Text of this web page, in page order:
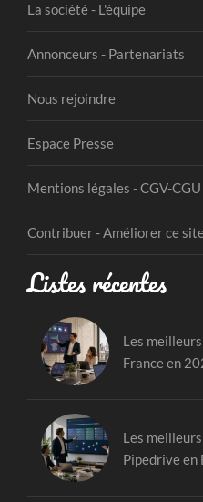
La société - L'équipe
Annonceurs - Partenariats
Nous rejoindre
Espace Presse
Mentions légales - CGV-CGU
Contribuer - Améliorer ce
Listes récentes
Les
France en
Les
Pipedrive en